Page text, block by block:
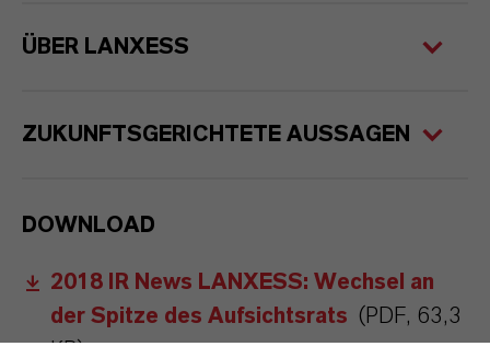
ÜBER LANXESS
ZUKUNFTSGERICHTETE AUSSAGEN
DOWNLOAD
2018 IR News LANXESS: Wechsel an
der Spitze des Aufsichtsrats (PDF, 63,3